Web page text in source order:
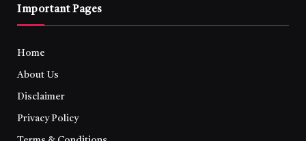
Important Pages
Home
About Us
Disclaimer
Privacy Policy